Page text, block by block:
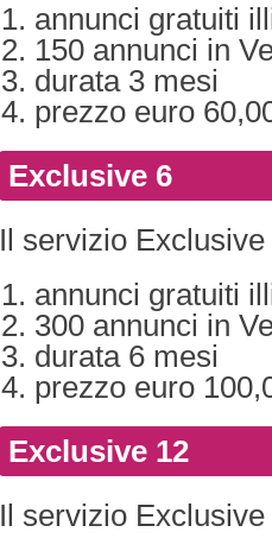
annunci gratuiti
150 annunci in
durata 3 mesi
prezzo euro
Exclusive 6
Il servizio
annunci gratuiti
300 annunci in
durata 6 mesi
prezzo euro
Exclusive 12
Il servizio